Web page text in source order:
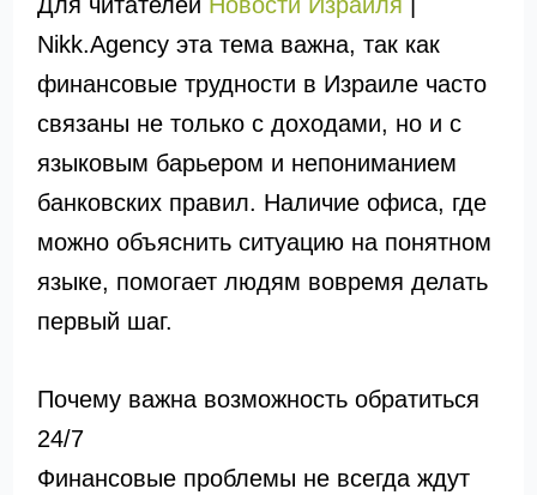
Nikk.Agency эта тема важна, так как
финансовые трудности в Израиле часто
связаны не только с доходами, но и с
языковым барьером и непониманием
банковских правил. Наличие офиса, где
можно объяснить ситуацию на понятном
языке, помогает людям вовремя делать
первый шаг.
Почему важна возможность обратиться
24/7
Финансовые проблемы не всегда ждут